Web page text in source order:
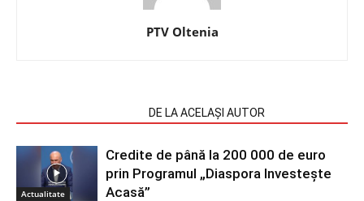
PTV Oltenia
DE LA ACELAȘI AUTOR
Actualitate
Credite de până la 200 000 de euro
prin Programul „Diaspora Investește
Acasă”